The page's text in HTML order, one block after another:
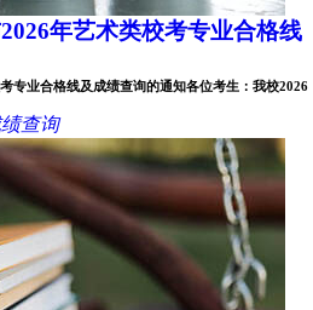
年艺术类校考专业合格线
专业合格线及成绩查询的通知各位考生：我校2026
查询